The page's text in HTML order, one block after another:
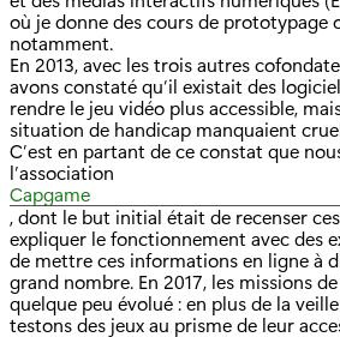
où je donne des cours de prototypage
notamment.
En 2013, avec les trois autres
avons constaté qu’il existait des
rendre le jeu vidéo plus accessible,
situation de handicap manquaient
C’est en partant de ce constat que
l’association
Capgame
, dont le but initial était de recenser ces
expliquer le fonctionnement avec des
de mettre ces informations en ligne à
grand nombre. En 2017, les missions
quelque peu évolué : en plus de la
testons des jeux au prisme de leur